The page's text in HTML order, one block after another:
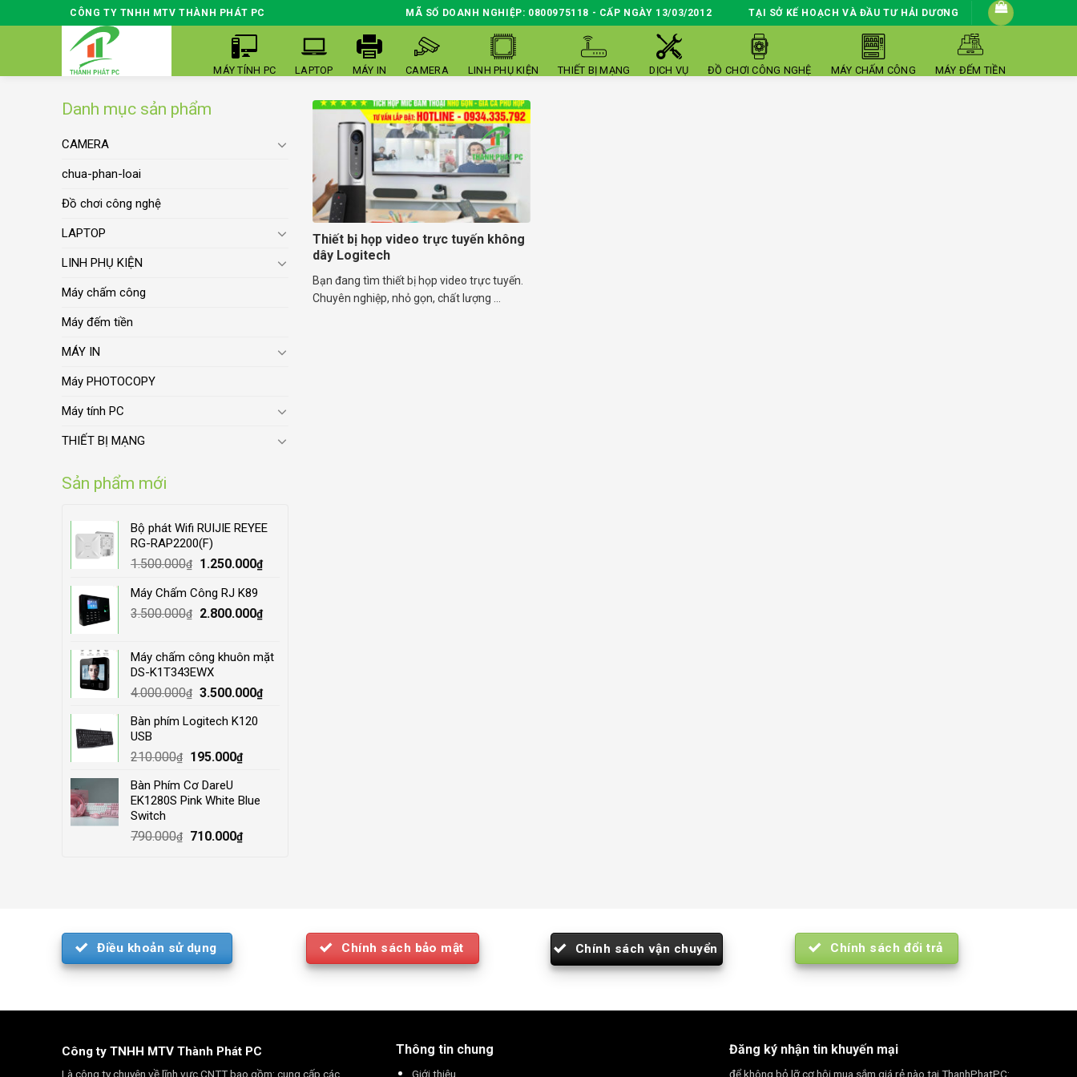
to
CÔNG TY TNHH MTV THÀNH PHÁT PC MÃ SỐ DOANH NGHIỆP: 0800975118 - CẤP NGÀY 13/03/2012 TẠI SỞ KẾ HOẠCH VÀ ĐẦU TƯ HẢI DƯƠNG
MÁY TÍNH PC LAPTOP MÁY IN CAMERA LINH PHỤ KIỆN THIẾT BỊ MẠNG DỊCH VỤ ĐỒ CHƠI CÔNG NGHỆ MÁY CHẤM CÔNG MÁY ĐẾM TIỀN
Danh mục sản phẩm
CAMERA
chua-phan-loai
Đồ chơi công nghệ
LAPTOP
LINH PHỤ KIỆN
Máy chấm công
Máy đếm tiền
MÁY IN
Máy PHOTOCOPY
Máy tính PC
THIẾT BỊ MẠNG
Sản phẩm mới
Bộ phát Wifi RUIJIE REYEE
RG-RAP2200(F)
1.500.000₫
Original
was:
1.500.000₫.
1.250.000₫Current
1.250.000₫.
Máy Chấm Công RJ K89
3.500.000₫
Original
3.500.000₫.
2.800.000₫Current
2.800.000₫.
Máy chấm công khuôn mặt
DS-K1T343EWX
4.000.000₫ Original
was:
3.500.000₫Current
Bàn phím Logitech K120
USB
210.000₫
Original
was:
210.000₫.
195.000₫Current
195.000₫.
Bàn Phím Cơ DareU
EK1280S Pink White Blue
Switch
790.000₫
Original
710.000₫Current
Thiết bị họp video trực tuyến không
dây Logitech
Bạn đang tìm thiết bị họp video trực tuyến.
Chuyên nghiệp, nhỏ gọn, chất lượng ...
Điều khoản sử dụng Chính sách bảo mật Chính sách vận chuyển Chính sách đổi trả
Công ty TNHH MTV Thành Phát PC
Là công ty chuyên về lĩnh vực CNTT bao gồm: cung cấp các
Thông tin chung
Giới thiệu
Đăng ký nhận tin khuyến mại
để không bỏ lỡ cơ hội mua sắm giá rẻ nào tại ThanhPhatPC: